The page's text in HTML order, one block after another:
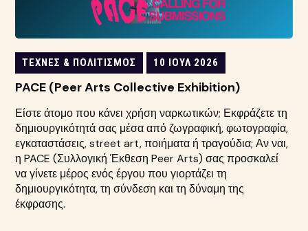
ΤΈΧΝΕΣ & ΠΟΛΙΤΙΣΜΌΣ 10 ΙΟΎΛ 2026
PACE (Peer Arts Collective Exhibition)
Είστε άτομο που κάνει χρήση ναρκωτικών; Εκφράζετε τη
δημιουργικότητά σας μέσα από ζωγραφική, φωτογραφία,
εγκαταστάσεις, street art, ποιήματα ή τραγούδια; Αν ναι,
η PACE (Συλλογική Έκθεση Peer Arts) σας προσκαλεί
να γίνετε μέρος ενός έργου που γιορτάζει τη
δημιουργικότητα, τη σύνδεση και τη δύναμη της
έκφρασης.